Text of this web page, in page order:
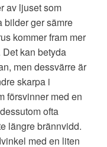
av ljuset som
bilder ger sämre
kommer fram mer
kan betyda
men dessvärre är
skarpa i
försvinner med en
ofta
längre brännvidd.
med en liten